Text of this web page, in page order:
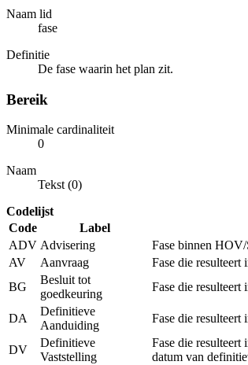
Naam lid
fase
Definitie
De fase waarin het plan zit.
Bereik
Minimale cardinaliteit
0
Naam
Tekst (0)
Codelijst
Code
Label
ADV Advisering
Fase binnen
AV
Aanvraag
Fase die resulteert
BG
Besluit tot
goedkeuring
Fase die
DA
Definitieve
Aanduiding
Fase die
DV
Definitieve
Vaststelling
Fase die
datum van